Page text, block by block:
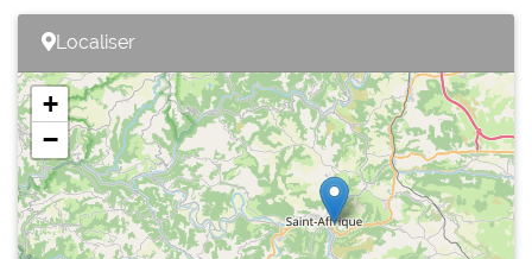
Localiser
+
−